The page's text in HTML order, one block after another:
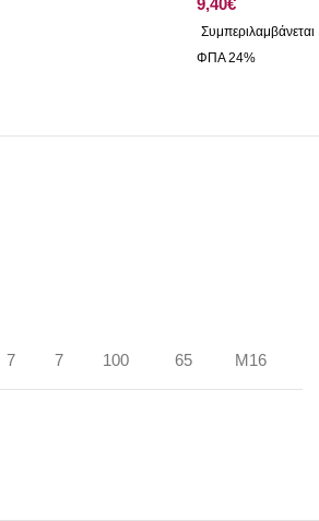
€
7 7 100 65 M16